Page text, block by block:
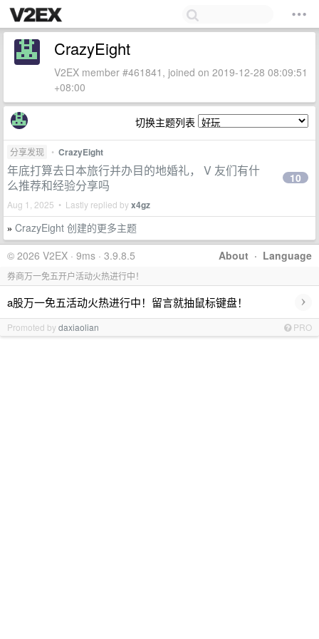
CrazyEight
V2EX member #461841, joined on 2019-12-28 08:09:51
+08:00
切换主题列表
分享发现 • CrazyEight
年底打算去日本旅行并办目的地婚礼， V 友们有什
么推荐和经验分享吗
Aug 1, 2025 • Lastly replied byx4gz
10
» CrazyEight 创建的更多主题
About · Language
© 2026 V2EX · 9ms · 3.9.8.5
券商万一免五开户活动火热进行中！
a股万一免五活动火热进行中！留言就抽鼠标键盘！ ›
Promoted bydaxiaolian PRO